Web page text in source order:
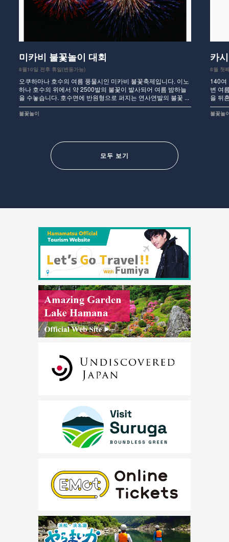
미카비 불꽃놀이 대회
8월10일 전후 휴일(변동가능)
오쿠하마나 호수의 여름 풍물시인 미카비 불꽃축제입니다. 이노
하나 호수의 위에서 약 2500발의 불꽃이 발사되어 여름 밤하늘
을 수놓습니다. 호수면에 반원형으로 퍼지는 연사연발의 불꽃 ...
불꽃놀이
카
8월 첫
140여
변 여
을 뒤
불꽃놀
모두 보기